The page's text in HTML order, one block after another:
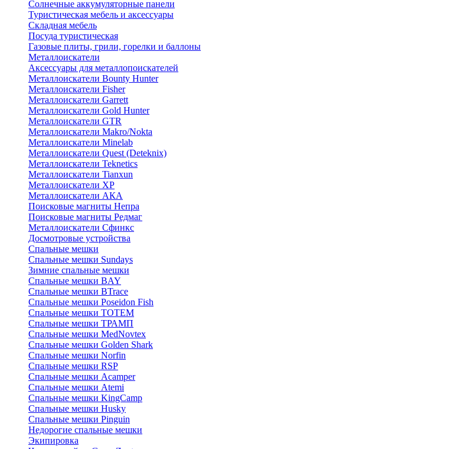
Солнечные аккумуляторные панели
Туристическая мебель и аксессуары
Складная мебель
Посуда туристическая
Газовые плиты, грили, горелки и баллоны
Металлоискатели
Аксессуары для металлопоискателей
Металлоискатели Bounty Hunter
Металлоискатели Fisher
Металлоискатели Garrett
Металлоискатели Gold Hunter
Металлоискатели GTR
Металлоискатели Makro/Nokta
Металлоискатели Minelab
Металлоискатели Quest (Deteknix)
Металлоискатели Teknetics
Металлоискатели Tianxun
Металлоискатели XP
Металлоискатели АКА
Поисковые магниты Непра
Поисковые магниты Редмаг
Металлоискатели Сфинкс
Досмотровые устройства
Спальные мешки
Спальные мешки Sundays
Зимние спальные мешки
Спальные мешки BAY
Спальные мешки BTrace
Спальные мешки Poseidon Fish
Спальные мешки ТОТЕМ
Спальные мешки ТРАМП
Cпальные мешки MedNovtex
Спальные мешки Golden Shark
Спальные мешки Norfin
Спальные мешки RSP
Спальные мешки Acamper
Спальные мешки Atemi
Спальные мешки KingCamp
Спальные мешки Husky
Спальные мешки Pinguin
Недорогие спальные мешки
Экипировка